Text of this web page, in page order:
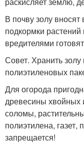
В почву золу
подкормки
вредителями
Совет. Хранить
полиэтиленовых
Для огорода
древесины хвойных
соломы,
полиэтилена, газет,
запрещается!